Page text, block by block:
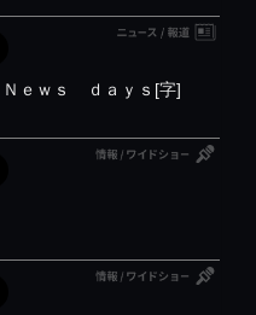
ｅｗｓ ｄａｙｓ[字]